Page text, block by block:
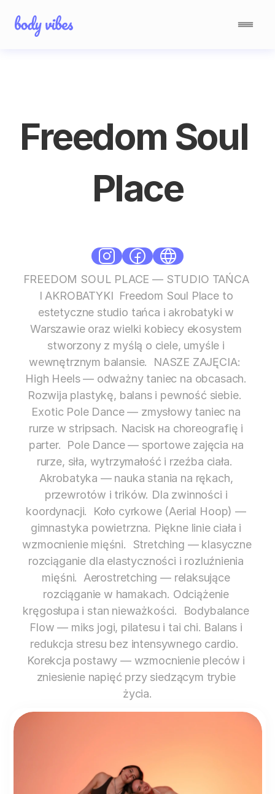
Freedom Soul
Place
FREEDOM SOUL PLACE — STUDIO TAŃCA
I AKROBATYKI  Freedom Soul Place to
estetyczne studio tańca i akrobatyki w
Warszawie oraz wielki kobiecy ekosystem
stworzony z myślą o ciele, umyśle i
wewnętrznym balansie.  NASZE ZAJĘCIA:
High Heels — odważny taniec na obcasach.
Rozwija plastykę, balans i pewność siebie.
Exotic Pole Dance — zmysłowy taniec na
rurze w stripsach. Nacisk на choreografię i
parter.  Pole Dance — sportowe zajęcia на
rurze, siła, wytrzymałość i rzeźba ciała.
Akrobatyka — nauka stania na rękach,
przewrotów i trików. Dla zwinności i
koordynacji.  Koło cyrkowe (Aerial Hoop) —
gimnastyka powietrzna. Piękne linie ciała i
wzmocnienie mięśni.  Stretching — klasyczne
rozciąganie dla elastyczności i rozluźnienia
mięśni.  Aerostretching — relaksujące
rozciąganie w hamakach. Odciążenie
kręgosłupa i stan nieważkości.  Bodybalance
Flow — miks jogi, pilatesu i tai chi. Balans i
redukcja stresu bez intensywnego cardio.
Korekcja postawy — wzmocnienie pleców i
zniesienie napięć przy siedzącym trybie
życia.